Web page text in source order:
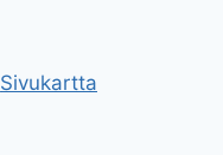
Sivukartta